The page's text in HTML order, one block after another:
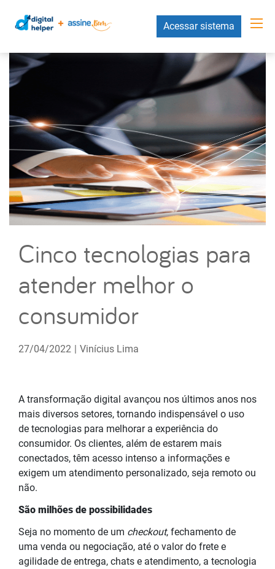
Acessar sistema
Cinco tecnologias para
atender melhor o
consumidor
27/04/2022 | Vinícius Lima
A transformação digital avançou nos últimos anos nos
mais diversos setores, tornando indispensável o uso
de tecnologias para melhorar a experiência do
consumidor. Os clientes, além de estarem mais
conectados, têm acesso intenso a informações e
exigem um atendimento personalizado, seja remoto ou
não.
São milhões de possibilidades
Seja no momento de um checkout, fechamento de
uma venda ou negociação, até o valor do frete e
agilidade de entrega, chats e atendimento, a tecnologia